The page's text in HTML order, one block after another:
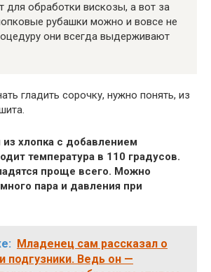
для обработки вискозы, а вот за
рубашки можно и вовсе не
они всегда выдерживают
гладить сорочку, нужно понять, из
из хлопка с добавлением
температура в 110 градусов.
проще всего. Можно
пара и давления при
Младенец сам рассказал о
подгузники. Ведь он —